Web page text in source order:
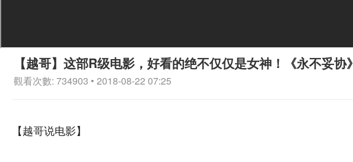
【越哥】这部R级电影，好看的绝不仅仅是女神！《永不妥协》
觀看次數: 734903 • 2018-08-22 07:25
【越哥说电影】